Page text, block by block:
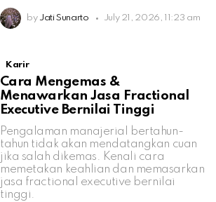
by Jati Sunarto July 21, 2026, 11:23 am
Karir
Cara Mengemas &
Menawarkan Jasa Fractional
Executive Bernilai Tinggi
Pengalaman manajerial bertahun-
tahun tidak akan mendatangkan cuan
jika salah dikemas. Kenali cara
memetakan keahlian dan memasarkan
jasa fractional executive bernilai
tinggi.